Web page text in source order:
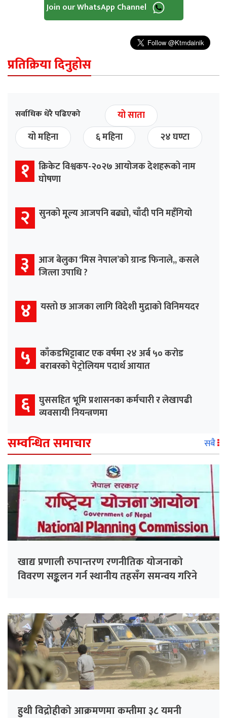
Join our WhatsApp Channel
प्रतिक्रिया दिनुहोस
सर्वाधिक धेरै पढिएको
यो साता
यो महिना
६ महिना २४ घण्टा
१
क्रिकेट विश्वकप-२०२७ आयोजक देशहरूको नाम
घोषणा
२ सुनको मूल्य आजपनि बढ्यो, चाँदी पनि महँगियो
३
आज बेलुका ‘मिस नेपाल’को ग्रान्ड फिनाले,, कसले
जित्ला उपाधि ?
४ यस्तो छ आजका लागि विदेशी मुद्राको विनिमयदर
५
काँकडभिट्टाबाट एक वर्षमा २४ अर्ब ५० करोड
बराबरको पेट्रोलियम पदार्थ आयात
६ घुससहित भूमि प्रशासनका कर्मचारी र लेखापढी
व्यवसायी नियन्त्रणमा
सम्वन्धित समाचार सबै
खाद्य प्रणाली रुपान्तरण रणनीतिक योजनाको
विवरण सङ्कलन गर्न स्थानीय तहसँग समन्वय गरिने
हुथी विद्रोहीको आक्रमणमा कम्तीमा ३८ यमनी